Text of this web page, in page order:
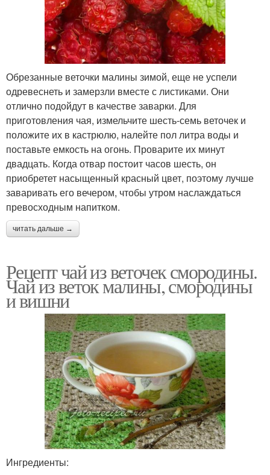
Обрезанные веточки малины зимой, еще не успели
одревеснеть и замерзли вместе с листиками. Они
отлично подойдут в качестве заварки. Для
приготовления чая, измельчите шесть-семь веточек и
положите их в кастрюлю, налейте пол литра воды и
поставьте емкость на огонь. Проварите их минут
двадцать. Когда отвар постоит часов шесть, он
приобретет насыщенный красный цвет, поэтому лучше
заваривать его вечером, чтобы утром наслаждаться
превосходным напитком.
читать дальше →
Рецепт чай из веточек смородины.
Чай из веток малины, смородины
и вишни
Ингредиенты: